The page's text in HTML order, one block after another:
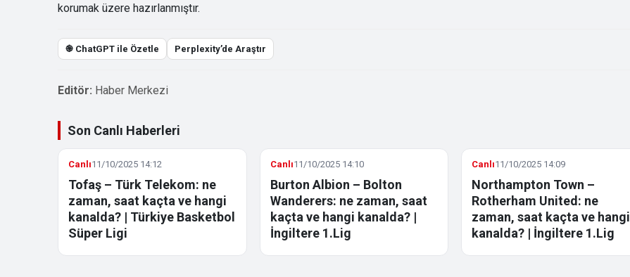
korumak üzere hazırlanmıştır.
֎ ChatGPT ile Özetle Perplexity’de Araştır
Editör: Haber Merkezi
Son Canlı Haberleri
Canlı11/10/2025 14:12
Tofaş – Türk Telekom: ne
zaman, saat kaçta ve hangi
kanalda? | Türkiye Basketbol
Süper Ligi
Canlı11/10/2025 14:10
Burton Albion – Bolton
Wanderers: ne zaman, saat
kaçta ve hangi kanalda? |
İngiltere 1.Lig
Canlı11/10/2025 14:09
Northampton Town –
Rotherham United: ne
zaman, saat kaçta ve hangi
kanalda? | İngiltere 1.Lig